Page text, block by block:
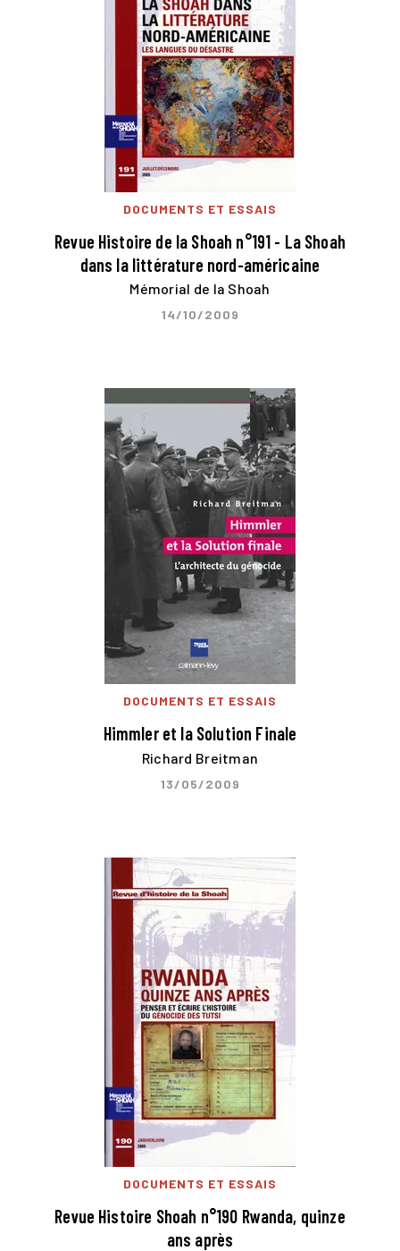
DOCUMENTS ET ESSAIS
Revue Histoire de la Shoah n°191 - La Shoah
dans la littérature nord-américaine
Mémorial de la Shoah
14/10/2009
DOCUMENTS ET ESSAIS
Himmler et la Solution Finale
Richard Breitman
13/05/2009
DOCUMENTS ET ESSAIS
Revue Histoire Shoah n°190 Rwanda, quinze
ans après